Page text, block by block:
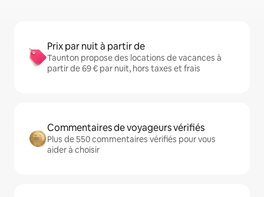
Prix par nuit à partir de
Taunton propose des locations de vacances à
partir de 69 € par nuit, hors taxes et frais
Commentaires de voyageurs vérifiés
Plus de 550 commentaires vérifiés pour vous
aider à choisir